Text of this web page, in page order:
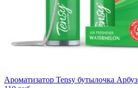
Ароматизатор Tensy бутылочка